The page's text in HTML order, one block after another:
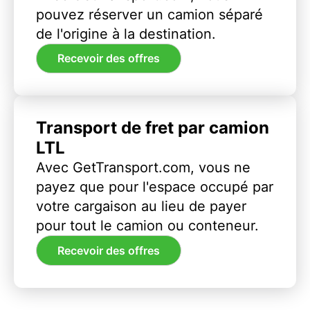
pouvez réserver un camion séparé
de l'origine à la destination.
Recevoir des offres
Transport de fret par camion
LTL
Avec GetTransport.com, vous ne
payez que pour l'espace occupé par
votre cargaison au lieu de payer
pour tout le camion ou conteneur.
Recevoir des offres